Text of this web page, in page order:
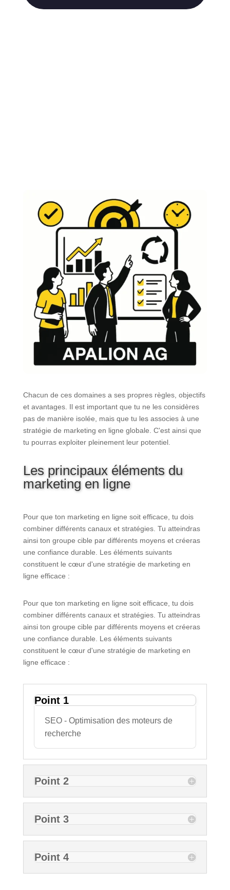
Chacun de ces domaines a ses propres règles, objectifs
et avantages. Il est important que tu ne les considères
pas de manière isolée, mais que tu les associes à une
stratégie de marketing en ligne globale. C'est ainsi que
tu pourras exploiter pleinement leur potentiel.
Les principaux éléments du
marketing en ligne
Pour que ton marketing en ligne soit efficace, tu dois
combiner différents canaux et stratégies. Tu atteindras
ainsi ton groupe cible par différents moyens et créeras
une confiance durable. Les éléments suivants
constituent le cœur d'une stratégie de marketing en
ligne efficace :
Pour que ton marketing en ligne soit efficace, tu dois
combiner différents canaux et stratégies. Tu atteindras
ainsi ton groupe cible par différents moyens et créeras
une confiance durable. Les éléments suivants
constituent le cœur d'une stratégie de marketing en
ligne efficace :
Point 1
SEO - Optimisation des moteurs de
recherche
Point 2
Point 3
Point 4